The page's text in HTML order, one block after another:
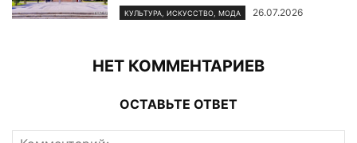
КУЛЬТУРА, ИСКУССТВО, МОДА 26.07.2026
НЕТ КОММЕНТАРИЕВ
ОСТАВЬТЕ ОТВЕТ